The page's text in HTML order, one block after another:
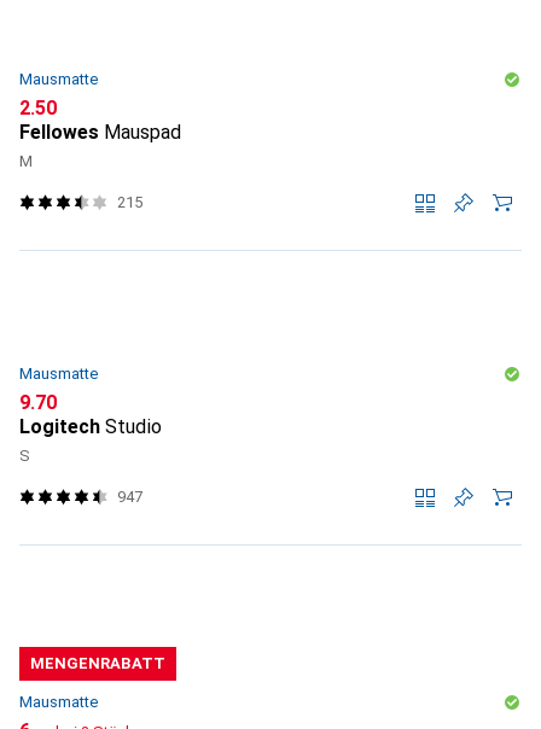
Mausmatte
CHF
2.50
Fellowes Mauspad
M
215
Mausmatte
CHF
9.70
Logitech Studio
S
947
MENGENRABATT
Mausmatte